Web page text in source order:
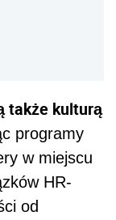
także kulturą
programy
w miejscu
HR-
od